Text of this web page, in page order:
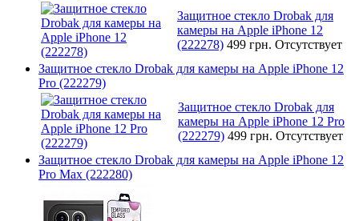
Защитное стекло Drobak для
камеры на Apple iPhone 12
(222278) 499 грн. Отсутствует
Защитное стекло Drobak для камеры на Apple iPhone 12
Pro (222279)
Защитное стекло Drobak для
камеры на Apple iPhone 12 Pro
(222279) 499 грн. Отсутствует
Защитное стекло Drobak для камеры на Apple iPhone 12
Pro Max (222280)